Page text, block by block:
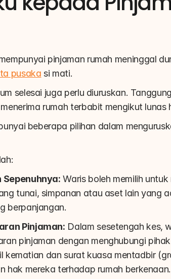
pinjaman rumah meninggal
pusaka si mati.
selesai juga perlu diuruskan.
rumah terbabit mengikut lunas
beberapa pilihan dalam
Sepenuhnya: Waris boleh memilih
tunai, simpanan atau aset lain yang
berpanjangan.
Pinjaman: Dalam sesetengah kes,
pinjaman dengan menghubungi
kematian dan surat kuasa mentadbir
hak mereka terhadap rumah berkenaan.